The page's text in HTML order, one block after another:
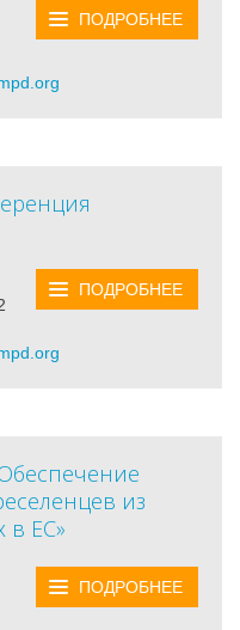
ПОДРОБНЕЕ
ПОДРОБНЕЕ
из
ЕС»
ПОДРОБНЕЕ